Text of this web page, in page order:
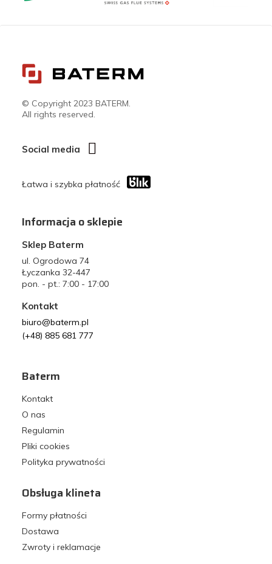
© Copyright 2023 BATERM.
All rights reserved.
Social media
Łatwa i szybka płatność
Informacja o sklepie
Sklep Baterm
ul. Ogrodowa 74
Łyczanka 32-447
pon. - pt.: 7:00 - 17:00
Kontakt
biuro@baterm.pl
(+48) 885 681 777
Baterm
Kontakt
O nas
Regulamin
Pliki cookies
Polityka prywatności
Obsługa klineta
Formy płatności
Dostawa
Zwroty i reklamacje